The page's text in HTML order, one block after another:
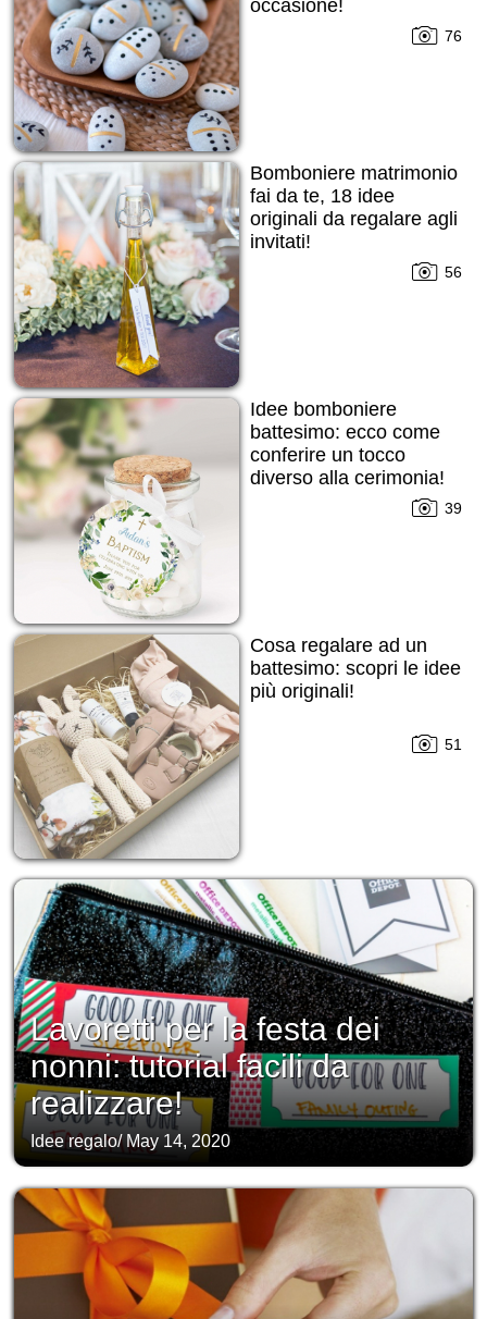
occasione!
76
Bomboniere matrimonio
fai da te, 18 idee
originali da regalare agli
invitati!
56
Idee bomboniere
battesimo: ecco come
conferire un tocco
diverso alla cerimonia!
39
Cosa regalare ad un
battesimo: scopri le idee
più originali!
51
Lavoretti per la festa dei
nonni: tutorial facili da
realizzare!
Idee regalo/ May 14, 2020